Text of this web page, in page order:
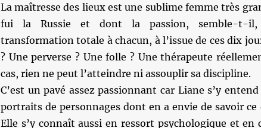
La maîtresse des lieux est une sublime femme très
fui la Russie et dont la passion, semble-t-
transformation totale à chacun, à l’issue de ces dix
? Une perverse ? Une folle ? Une thérapeute
cas, rien ne peut l’atteindre ni assouplir sa discipline.
C’est un pavé assez passionnant car Liane s’y
portraits de personnages dont en a envie de savoir ce
Elle s’y connaît aussi en ressort psychologique et en